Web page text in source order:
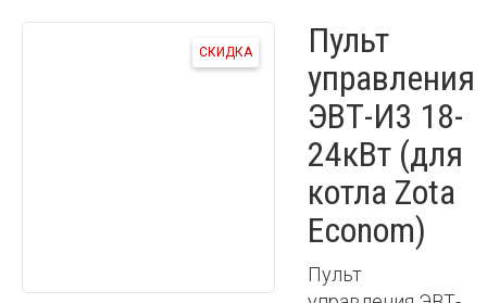
СКИДКА
Пульт
управления
ЭВТ-И3 18-
24кВт (для
котла Zota
Econom)
Пульт